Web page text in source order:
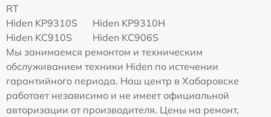
RT
Hiden KP9310S
Hiden KP9310H
Hiden KC910S
Hiden KC906S
Мы занимаемся ремонтом и техническим
обслуживанием техники Hiden по истечении
гарантийного периода. Наш центр в Хабаровске
работает независимо и не имеет официальной
авторизации от производителя. Цены на ремонт,